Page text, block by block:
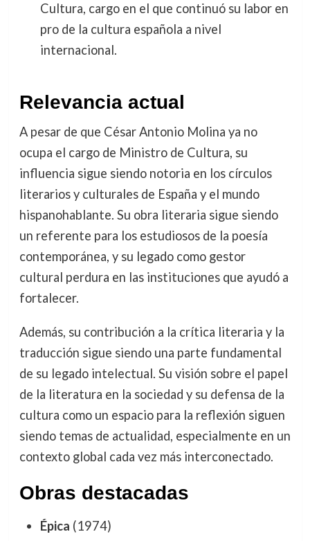
Cultura, cargo en el que continuó su labor en
pro de la cultura española a nivel
internacional.
Relevancia actual
A pesar de que César Antonio Molina ya no
ocupa el cargo de Ministro de Cultura, su
influencia sigue siendo notoria en los círculos
literarios y culturales de España y el mundo
hispanohablante. Su obra literaria sigue siendo
un referente para los estudiosos de la poesía
contemporánea, y su legado como gestor
cultural perdura en las instituciones que ayudó a
fortalecer.
Además, su contribución a la crítica literaria y la
traducción sigue siendo una parte fundamental
de su legado intelectual. Su visión sobre el papel
de la literatura en la sociedad y su defensa de la
cultura como un espacio para la reflexión siguen
siendo temas de actualidad, especialmente en un
contexto global cada vez más interconectado.
Obras destacadas
Épica (1974)